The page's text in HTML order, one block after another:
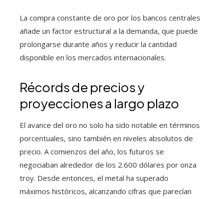
La compra constante de oro por los bancos centrales
añade un factor estructural a la demanda, que puede
prolongarse durante años y reducir la cantidad
disponible en los mercados internacionales.
Récords de precios y
proyecciones a largo plazo
El avance del oro no solo ha sido notable en términos
porcentuales, sino también en niveles absolutos de
precio. A comienzos del año, los futuros se
negociaban alrededor de los 2.600 dólares por onza
troy. Desde entonces, el metal ha superado
máximos históricos, alcanzando cifras que parecían